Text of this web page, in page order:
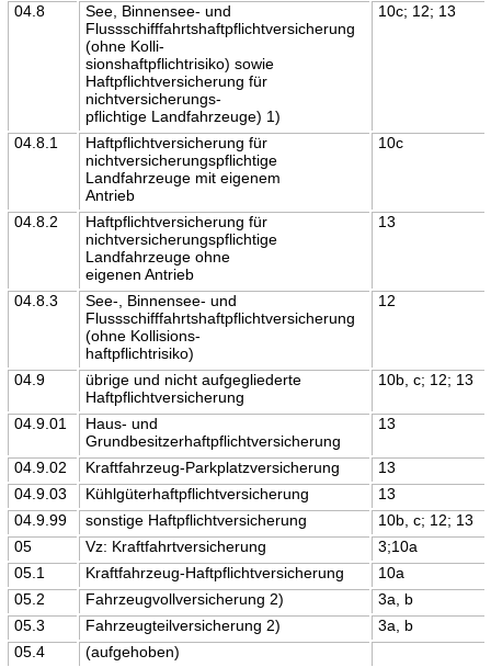
04.8
See, Binnensee- und
Flussschifffahrtshaftpflichtversicherung
(ohne Kolli-
sionshaftpflichtrisiko) sowie
Haftpflichtversicherung für
nichtversicherungs-
pflichtige Landfahrzeuge) 1)
10c; 12; 13
04.8.1
Haftpflichtversicherung für
nichtversicherungspflichtige
Landfahrzeuge mit eigenem
Antrieb
10c
04.8.2
Haftpflichtversicherung für
nichtversicherungspflichtige
Landfahrzeuge ohne
eigenen Antrieb
13
04.8.3
See-, Binnensee- und
Flussschifffahrtshaftpflichtversicherung
(ohne Kollisions-
haftpflichtrisiko)
12
04.9
übrige und nicht aufgegliederte
Haftpflichtversicherung
10b, c; 12; 13
04.9.01
Haus- und
Grundbesitzerhaftpflichtversicherung
13
04.9.02 Kraftfahrzeug-Parkplatzversicherung
13
04.9.03
Kühlgüterhaftpflichtversicherung
13
04.9.99
sonstige Haftpflichtversicherung
10b, c; 12; 13
05
Vz: Kraftfahrtversicherung
3;10a
05.1
Kraftfahrzeug-Haftpflichtversicherung
10a
05.2
Fahrzeugvollversicherung 2)
3a, b
05.3
Fahrzeugteilversicherung 2)
3a, b
05.4
(aufgehoben)